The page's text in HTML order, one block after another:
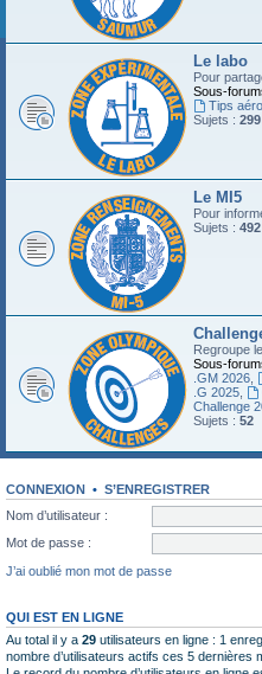
Le labo
Pour
Sous-
Tips
Sujets : 299
Le MI5
Pour
Sujets : 492
Regroupe
Sous-
.GM 2026
.G 2025
Challenge
Sujets : 52
CONNEXION • S’ENREGISTRER
Nom d’utilisateur :
Mot de passe :
J’ai oublié mon mot de passe
QUI EST EN LIGNE
Au total il y a 29 utilisateurs en ligne : 1
nombre d’utilisateurs actifs ces 5 dernières